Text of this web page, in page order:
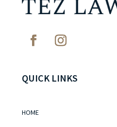
QUICK LINKS
HOME